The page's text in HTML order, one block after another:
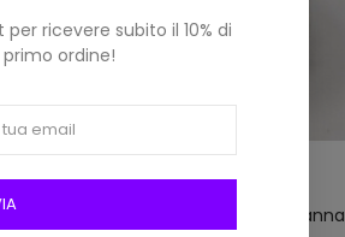
Filato Belfagor Centro Filati Col 81 Panna
ricevere subito il 10% di
ordine!